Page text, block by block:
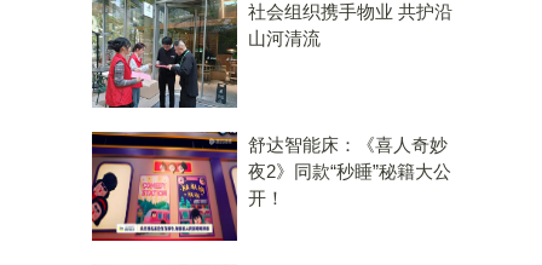
社会组织携手物业 共护沿
山河清流
舒达智能床：《喜人奇妙
夜2》同款“秒睡”秘籍大公
开！